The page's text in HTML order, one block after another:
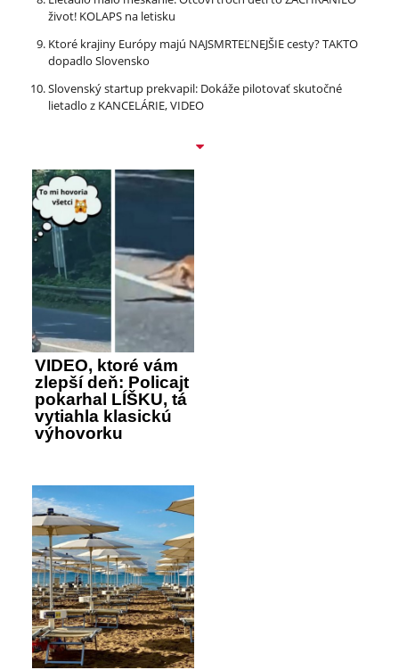
život! KOLAPS na letisku
Ktoré krajiny Európy majú NAJSMRTEĽNEJŠIE cesty? TAKTO
dopadlo Slovensko
Slovenský startup prekvapil: Dokáže pilotovať skutočné
lietadlo z KANCELÁRIE, VIDEO
VIDEO, ktoré vám
zlepší deň: Policajt
pokarhal LÍŠKU, tá
vytiahla klasickú
výhovorku